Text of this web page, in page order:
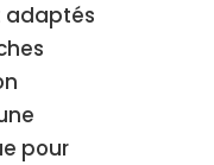
adaptés
pour